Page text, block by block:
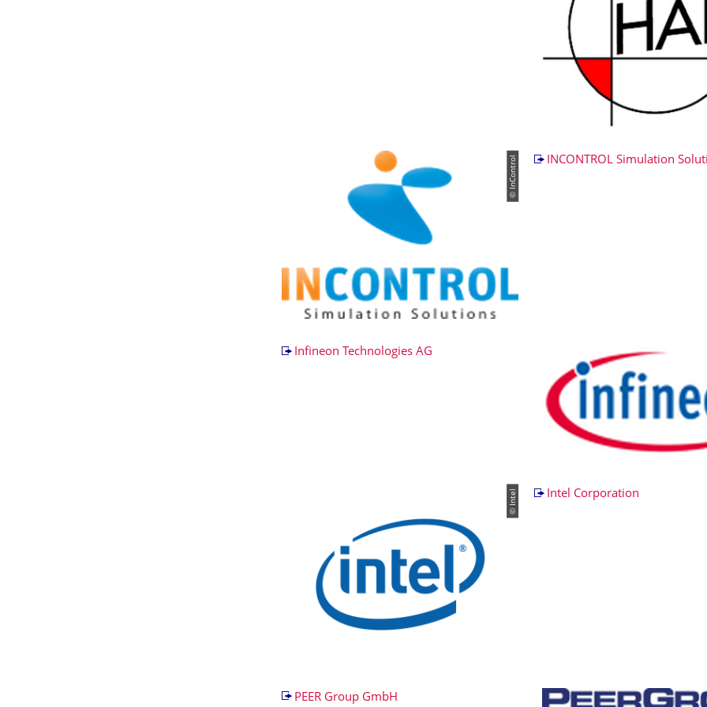
© InControl INCONTROL Simulation
Infineon Technologies AG
© Intel Intel Corporation
PEER Group GmbH